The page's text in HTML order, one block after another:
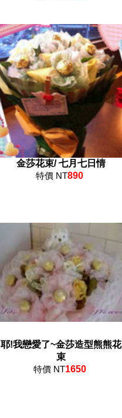
金莎花束/ 七月七日情
特價 NT890
耶!我戀愛了~金莎造型熊熊花
束
特價 NT1650